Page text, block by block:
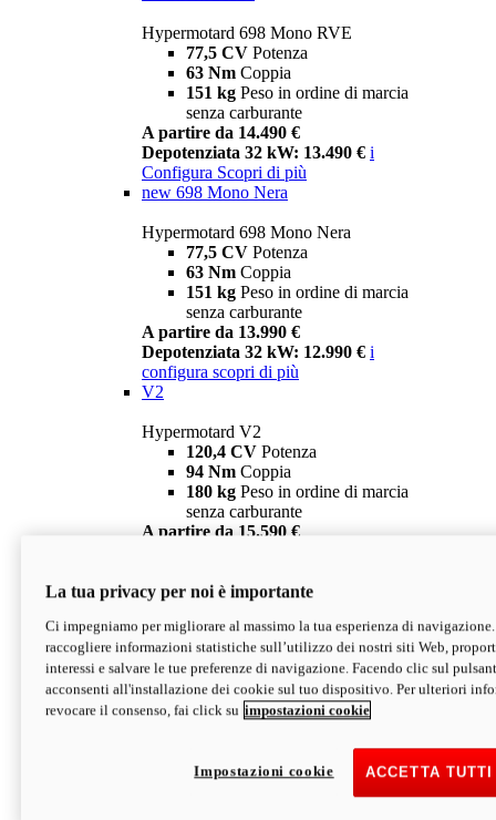
Hypermotard 698 Mono RVE
77,5 CV Potenza
63 Nm Coppia
151 kg Peso in ordine di marcia
senza carburante
A partire da 14.490 €
Depotenziata 32 kW: 13.490 € i
Configura Scopri di più
new 698 Mono Nera
Hypermotard 698 Mono Nera
77,5 CV Potenza
63 Nm Coppia
151 kg Peso in ordine di marcia
senza carburante
A partire da 13.990 €
Depotenziata 32 kW: 12.990 € i
configura scopri di più
V2
Hypermotard V2
120,4 CV Potenza
94 Nm Coppia
180 kg Peso in ordine di marcia
senza carburante
A partire da 15.590 €
V2 SP
Hypermotard V2 SP
120,4 CVPotenza
94 NmCoppia
177 kgPeso in ordine di marcia
senza carburante
Depotenziata 35 kW: 18.890 € i
configura scopri di più
La tua privacy per noi è importante
Ci impegniamo per migliorare al massimo la tua esperienza di
raccogliere informazioni statistiche sull’utilizzo dei nostri siti Web,
interessi e salvare le tue preferenze di navigazione. Facendo clic sul
acconsenti all'installazione dei cookie sul tuo dispositivo. Per ulteriori
revocare il consenso, fai click su impostazioni cookie
ACCETTA
Impostazioni cookie